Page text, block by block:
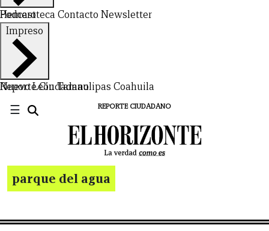
Hemeroteca Contacto Newsletter
Podcast
Impreso
Nuevo LeónTamaulipas Coahuila
Reporte Ciudadano
☰ REPORTE CIUDADANO
parque del agua